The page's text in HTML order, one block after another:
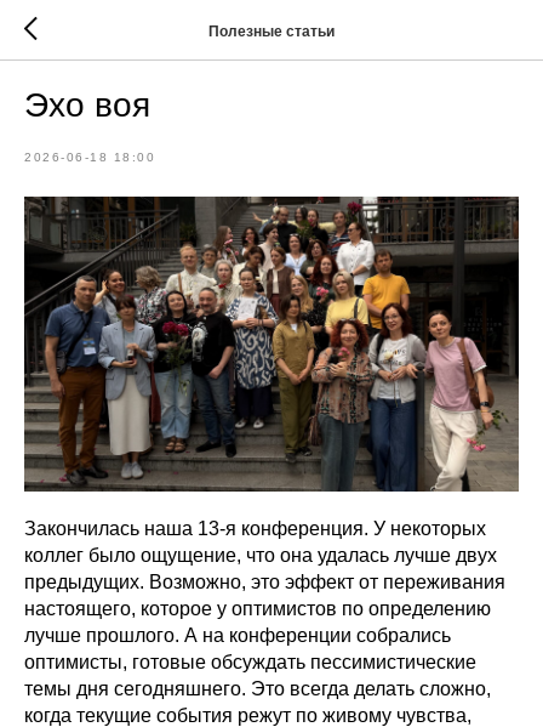
Полезные статьи
Эхо воя
2026-06-18 18:00
Закончилась наша 13-я конференция. У некоторых
коллег было ощущение, что она удалась лучше двух
предыдущих. Возможно, это эффект от переживания
настоящего, которое у оптимистов по определению
лучше прошлого. А на конференции собрались
оптимисты, готовые обсуждать пессимистические
темы дня сегодняшнего. Это всегда делать сложно,
когда текущие события режут по живому чувства,